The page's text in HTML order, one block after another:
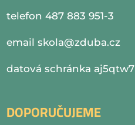
telefon 487 883 951-3
emailskola@zduba.cz
datová schránka aj5qtw7
DOPORUČUJEME